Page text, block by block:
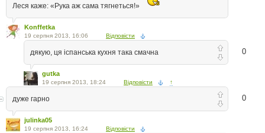
Леся каже: «Рука аж сама тягнеться!»
Konffetka
19 серпня 2013, 16:06 Відповісти
0
дякую, ця іспанська кухня така смачна
gutka
19 серпня 2013, 18:24 Відповісти ↑
0
дуже гарно
julinka05
19 серпня 2013, 16:24 Відповісти